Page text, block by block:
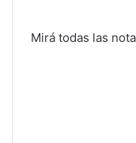
Mirá todas las